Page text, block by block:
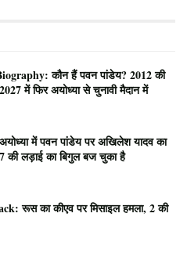
कौन हैं पवन पांडेय? 2012 की
में फिर अयोध्या से चुनावी मैदान में
में पवन पांडेय पर अखिलेश यादव का
की लड़ाई का बिगुल बज चुका है
रूस का कीएव पर मिसाइल हमला, 2 की